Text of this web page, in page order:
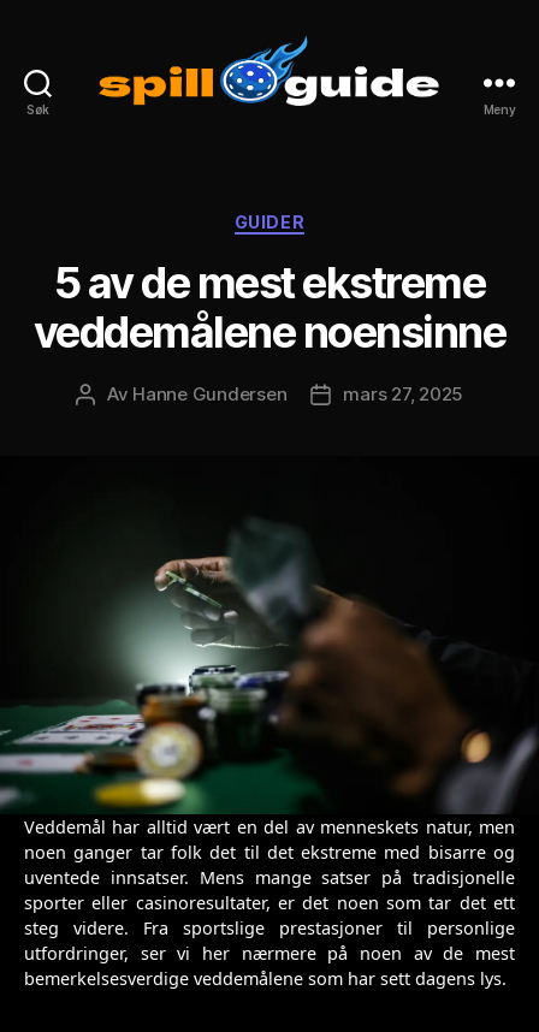
Søk Meny
Kategorier
GUIDER
5 av de mest ekstreme
veddemålene noensinne
Innleggsforfatter
Av Hanne Gundersen Publiseringsdato
mars 27, 2025
Veddemål har alltid vært en del av menneskets natur, men
noen ganger tar folk det til det ekstreme med bisarre og
uventede innsatser. Mens mange satser på tradisjonelle
sporter eller casinoresultater, er det noen som tar det ett
steg videre. Fra sportslige prestasjoner til personlige
utfordringer, ser vi her nærmere på noen av de mest
bemerkelsesverdige veddemålene som har sett dagens lys.